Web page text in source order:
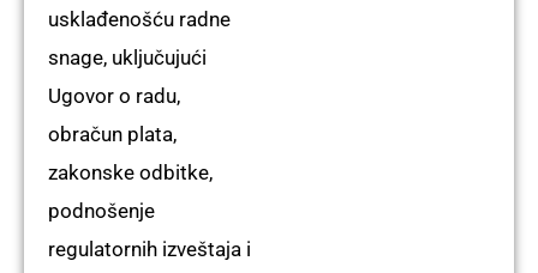
usklađenošću radne
snage, uključujući
Ugovor o radu,
obračun plata,
zakonske odbitke,
podnošenje
regulatornih izveštaja i